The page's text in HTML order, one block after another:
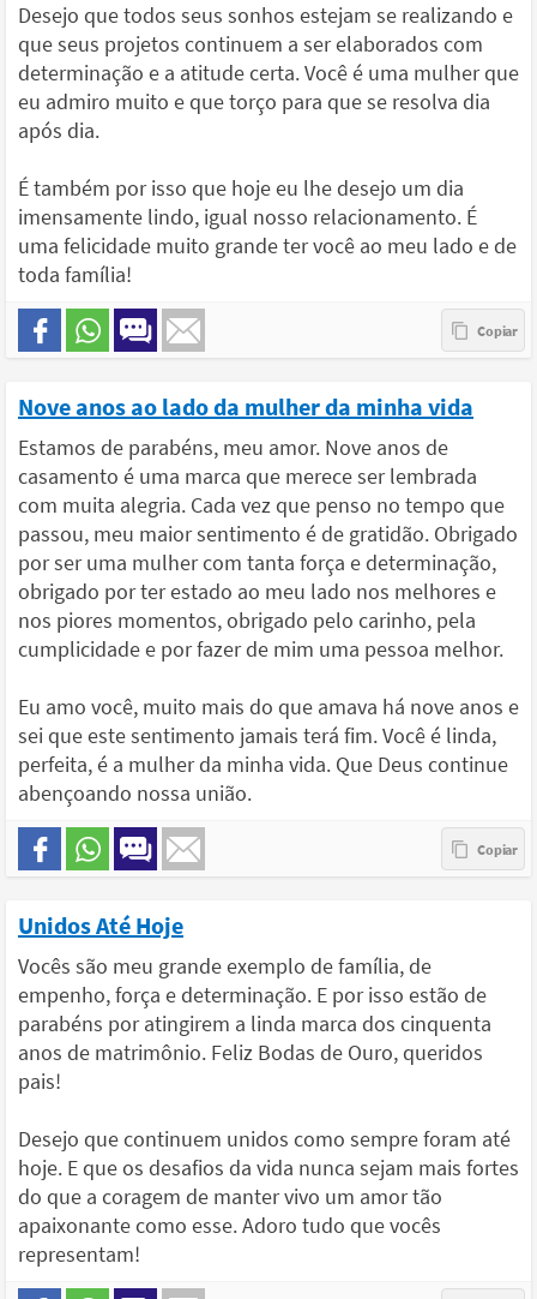
Desejo que todos seus sonhos estejam se realizando e
que seus projetos continuem a ser elaborados com
determinação e a atitude certa. Você é uma mulher que
eu admiro muito e que torço para que se resolva dia
após dia.
É também por isso que hoje eu lhe desejo um dia
imensamente lindo, igual nosso relacionamento. É
uma felicidade muito grande ter você ao meu lado e de
toda família!
Nove anos ao lado da mulher da minha vida
Estamos de parabéns, meu amor. Nove anos de
casamento é uma marca que merece ser lembrada
com muita alegria. Cada vez que penso no tempo que
passou, meu maior sentimento é de gratidão. Obrigado
por ser uma mulher com tanta força e determinação,
obrigado por ter estado ao meu lado nos melhores e
nos piores momentos, obrigado pelo carinho, pela
cumplicidade e por fazer de mim uma pessoa melhor.
Eu amo você, muito mais do que amava há nove anos e
sei que este sentimento jamais terá fim. Você é linda,
perfeita, é a mulher da minha vida. Que Deus continue
abençoando nossa união.
Unidos Até Hoje
Vocês são meu grande exemplo de família, de
empenho, força e determinação. E por isso estão de
parabéns por atingirem a linda marca dos cinquenta
anos de matrimônio. Feliz Bodas de Ouro, queridos
pais!
Desejo que continuem unidos como sempre foram até
hoje. E que os desafios da vida nunca sejam mais fortes
do que a coragem de manter vivo um amor tão
apaixonante como esse. Adoro tudo que vocês
representam!